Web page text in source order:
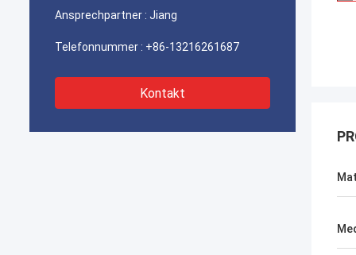
Ansprechpartner : Jiang
Telefonnummer : +86-13216261687
Kontakt